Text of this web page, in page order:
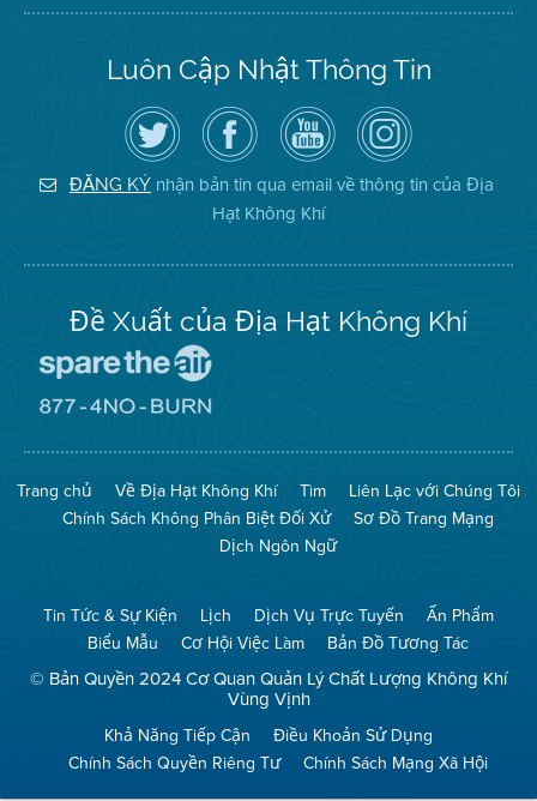
Luôn Cập Nhật Thông Tin
Hãy
theo
dõi
Địa
Hạt
Không
Truy
cập
Trang
Facebook
của
Địa
Hạt
Kênh
YouTube
của
Địa
Hạt
Không
Khí
Air
District
on
Instagram
ĐĂNG KÝ nhận bản tin qua email về thông tin của Địa
Hạt Không Khí
Đề Xuất của Địa Hạt Không Khí
The
(Bảo
Toàn
Không
Khí)
Mạng
No
Burn
(Không
Đốt)
Trang chủ Về Địa Hạt Không Khí Tìm
Liên Lạc với Chúng Tôi
Chính Sách Không Phân Biệt Đối Xử
Sơ Đồ Trang Mạng
Dịch Ngôn Ngữ
Tin Tức & Sự Kiện Lịch Dịch Vụ Trực Tuyến
Ấn Phẩm
Biểu Mẫu
Cơ Hội Việc Làm Bản Đồ Tương Tác
© Bản Quyền 2024 Cơ Quan Quản Lý Chất Lượng Không Khí
Vùng Vịnh
Khả Năng Tiếp Cận
Điều Khoản Sử Dụng
Chính Sách Quyền Riêng Tư
Chính Sách Mạng Xã Hội